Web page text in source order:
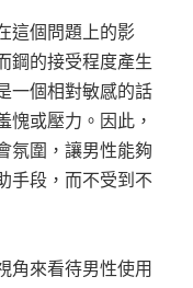
這個問題上的影
鋼的接受程度產生
一個相對敏感的話
愧或壓力。因此，
氛圍，讓男性能夠
手段，而不受到不
角來看待男性使用